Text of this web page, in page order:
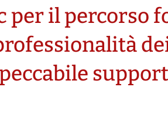
per il percorso